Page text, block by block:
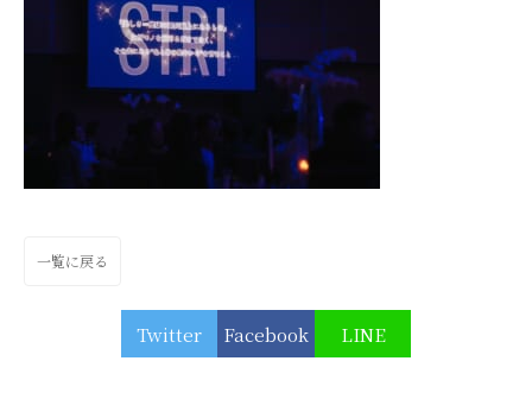
一覧に戻る
Twitter Facebook LINE